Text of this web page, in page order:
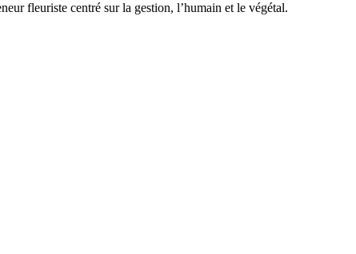
fleuriste centré sur la gestion, l’humain et le végétal.